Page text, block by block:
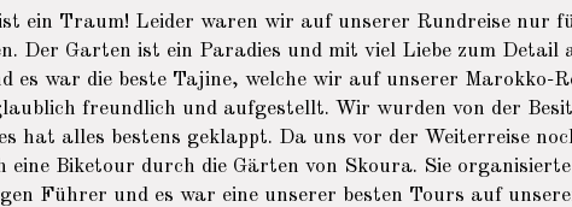
ein Traum! Leider waren wir auf unserer Rundreise nur
Der Garten ist ein Paradies und mit viel Liebe zum Detail
es war die beste Tajine, welche wir auf unserer Marokko-
freundlich und aufgestellt. Wir wurden von der
hat alles bestens geklappt. Da uns vor der Weiterreise
eine Biketour durch die Gärten von Skoura. Sie
Führer und es war eine unserer besten Tours auf